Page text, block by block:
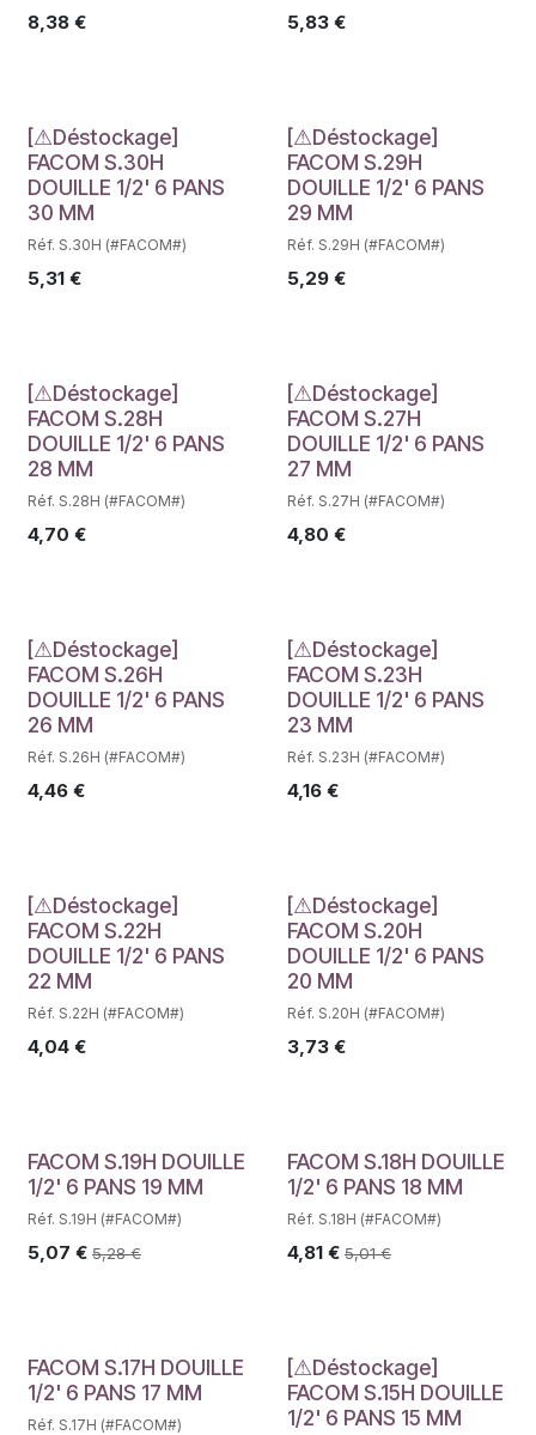
8,38 € 5,83€
Déstockage
[⚠Déstockage]
FACOM S.30H
DOUILLE 1/2' 6 PANS
30 MM
Réf. S.30H (#FACOM#)
5,31 €
Déstockage
[⚠Déstockage]
FACOM S.29H
DOUILLE 1/2' 6 PANS
29 MM
Réf. S.29H (#FACOM#)
5,29€
Déstockage
[⚠Déstockage]
FACOM S.28H
DOUILLE 1/2' 6 PANS
28 MM
Réf. S.28H (#FACOM#)
4,70 €
Déstockage
[⚠Déstockage]
FACOM S.27H
DOUILLE 1/2' 6 PANS
27 MM
Réf. S.27H (#FACOM#)
4,80 €
Déstockage
[⚠Déstockage]
FACOM S.26H
DOUILLE 1/2' 6 PANS
26 MM
Réf. S.26H (#FACOM#)
4,46 €
Déstockage
[⚠Déstockage]
FACOM S.23H
DOUILLE 1/2' 6 PANS
23 MM
Réf. S.23H (#FACOM#)
4,16€
Déstockage
[⚠Déstockage]
FACOM S.22H
DOUILLE 1/2' 6 PANS
22 MM
Réf. S.22H (#FACOM#)
4,04 €
Déstockage
[⚠Déstockage]
FACOM S.20H
DOUILLE 1/2' 6 PANS
20 MM
Réf. S.20H (#FACOM#)
3,73€
FACOM S.19H DOUILLE
1/2' 6 PANS 19 MM
Réf. S.19H (#FACOM#)
5,07 € 5,28€
FACOM S.18H DOUILLE
1/2' 6 PANS 18 MM
Réf. S.18H (#FACOM#)
4,81€ 5,01€
FACOM S.17H DOUILLE
1/2' 6 PANS 17 MM
Réf. S.17H (#FACOM#) Déstockage
[⚠Déstockage]
FACOM S.15H DOUILLE
1/2' 6 PANS 15 MM